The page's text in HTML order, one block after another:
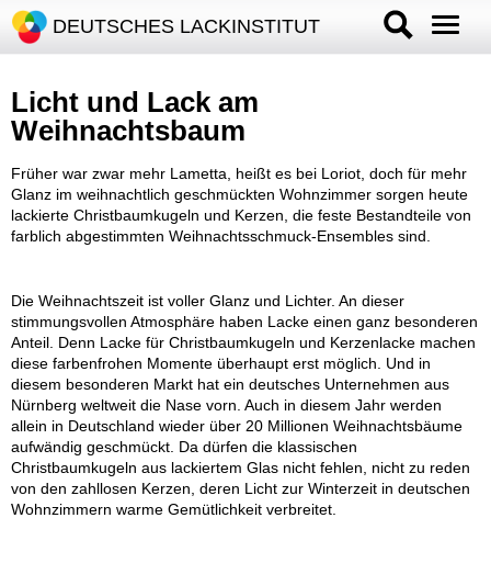
DEUTSCHES LACKINSTITUT
Licht und Lack am
Weihnachtsbaum
Früher war zwar mehr Lametta, heißt es bei Loriot, doch für mehr
Glanz im weihnachtlich geschmückten Wohnzimmer sorgen heute
lackierte Christbaumkugeln und Kerzen, die feste Bestandteile von
farblich abgestimmten Weihnachtsschmuck-Ensembles sind.
Die Weihnachtszeit ist voller Glanz und Lichter. An dieser
stimmungsvollen Atmosphäre haben Lacke einen ganz besonderen
Anteil. Denn Lacke für Christbaumkugeln und Kerzenlacke machen
diese farbenfrohen Momente überhaupt erst möglich. Und in
diesem besonderen Markt hat ein deutsches Unternehmen aus
Nürnberg weltweit die Nase vorn. Auch in diesem Jahr werden
allein in Deutschland wieder über 20 Millionen Weihnachtsbäume
aufwändig geschmückt. Da dürfen die klassischen
Christbaumkugeln aus lackiertem Glas nicht fehlen, nicht zu reden
von den zahllosen Kerzen, deren Licht zur Winterzeit in deutschen
Wohnzimmern warme Gemütlichkeit verbreitet.